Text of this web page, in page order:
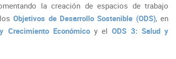
la creación de espacios de trabajo
losObjetivos de Desarrollo Sostenible (ODS), en
Crecimiento Económicoy elODS 3: Salud y